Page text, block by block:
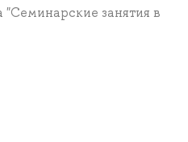
"Семинарские занятия в